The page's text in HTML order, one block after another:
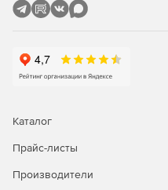
Каталог
Прайс-листы
Производители